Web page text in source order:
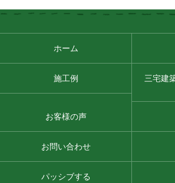
ホーム
施工例
三宅建
お客様の声
お問い合わせ
パッシブする